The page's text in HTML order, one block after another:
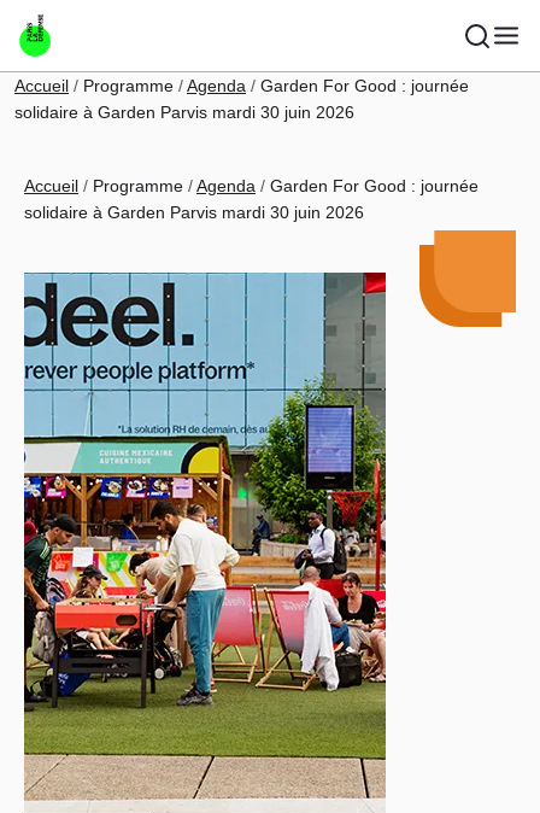
Aller au contenu principal
Fil d'Ariane
Accueil Programme Agenda
Garden For Good : journée
solidaire à Garden Parvis mardi 30 juin 2026
Fil d'Ariane
Accueil Programme Agenda
Garden For Good : journée
solidaire à Garden Parvis mardi 30 juin 2026